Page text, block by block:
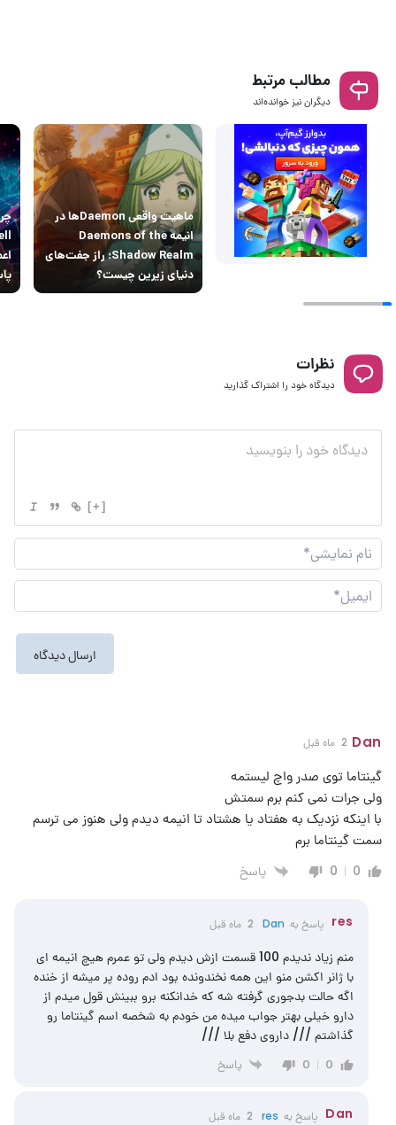
مطالب مرتبط
دیگران نیز خوانده‌اند
ماهیت واقعی Daemonها در
انیمه Daemons of the
Shadow Realm؛ راز جفت‌های
دنیای زیرین چیست؟
نظرات
دیدگاه خود را اشتراک گذارید
[+]
نام
Dan 2 ماه قبل
گینتاما توی صدر واچ لیستمه
ولی جرات نمی کنم برم سمتش
با اینکه نزدیک به هفتاد یا هشتاد تا انیمه دیدم ولی هنوز می ترسم
سمت گینتاما برم
0
0 پاسخ
res پاسخ به Dan 2 ماه قبل
منم زیاد ندیدم 100 قسمت ازش دیدم ولی تو عمرم هیچ انیمه ای
با ژانر اکشن منو این همه نخندونده بود ادم روده پر میشه از خنده
اگه حالت بدجوری گرفته شه که خدانکنه برو ببینش قول میدم از
دارو خیلی بهتر جواب میده من خودم به شخصه اسم گینتاما رو
گذاشتم /// داروی دفع بلا ///
0
0 پاسخ
Dan پاسخ به res 2 ماه قبل